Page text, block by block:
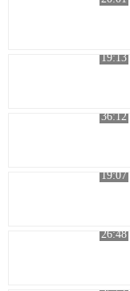
19:13
36:12
19:07
26:48